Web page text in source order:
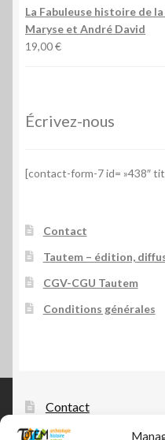
La Fabuleuse histoire de
Maryse et André David
19,00€
Écrivez-nous
[contact-form-7 id= »438″
Contact
Tautem – édition,
CGV-CGU Tautem
Conditions générales
Contact
Tautem – édition,